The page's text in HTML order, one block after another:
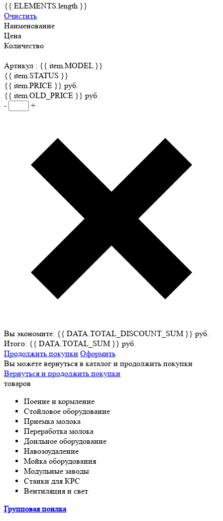
{{ ELEMENTS.length }}
Очистить
Наименование
Цена
Количество
Артикул : {{ item.MODEL }}
{{ item.STATUS }}
{{ item.PRICE }} руб.
{{ item.OLD_PRICE }} руб.
-
+
Вы экономите: {{ DATA.TOTAL_DISCOUNT_SUM }} руб.
Итого: {{ DATA.TOTAL_SUM }} руб.
Продолжить покупки Оформить
Вы можете вернуться в каталог и продолжить покупки
Вернуться и продолжить покупки
товаров
Поение и кормление
Стойловое оборудование
Приемка молока
Переработка молока
Доильное оборудование
Навозоудаление
Мойка оборудования
Модульные заводы
Станки для КРС
Вентиляция и свет
Групповая поилка